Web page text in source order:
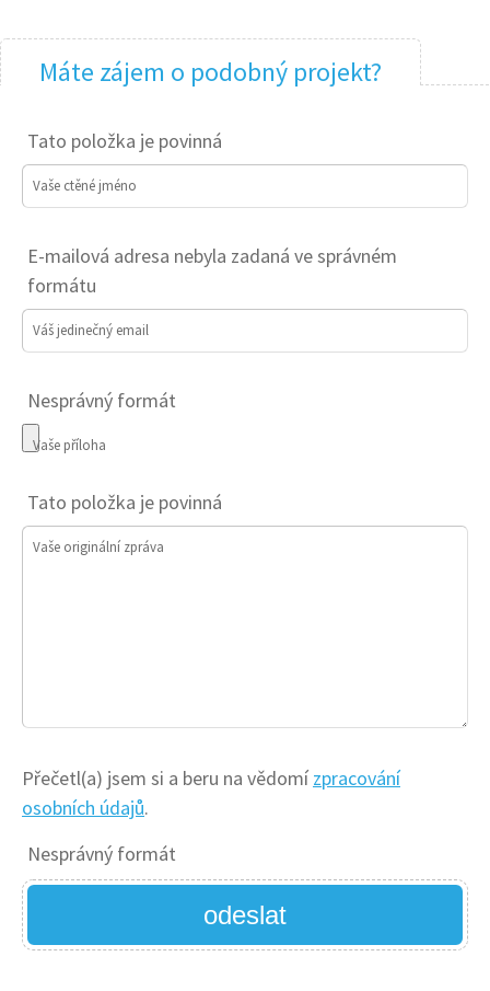
Máte zájem o podobný projekt?
Tato položka je povinná
Vaše ctěné jméno
E-mailová adresa nebyla zadaná ve správném
formátu
Váš jedinečný email
Nesprávný formát
Vaše příloha
Tato položka je povinná
Vaše originální zpráva
Přečetl(a) jsem si a beru na vědomí zpracování
osobních údajů.
Nesprávný formát
odeslat